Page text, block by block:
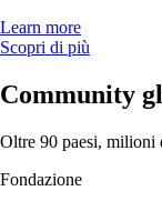
Learn more
Scopri di più
Community
Oltre 90 paesi, milioni
Fondazione